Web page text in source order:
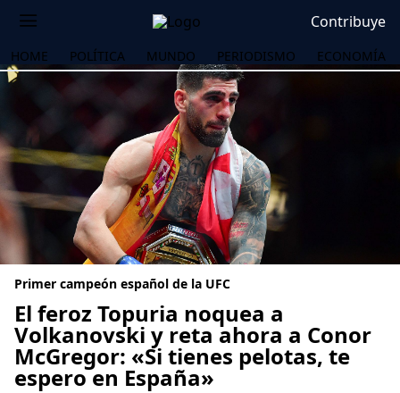
Contribuye
HOME POLÍTICA MUNDO PERIODISMO ECONOMÍA
Primer campeón español de la UFC
El feroz Topuria noquea a
Volkanovski y reta ahora a Conor
McGregor: «Si tienes pelotas, te
espero en España»